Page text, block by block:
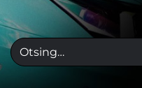
Otsi: